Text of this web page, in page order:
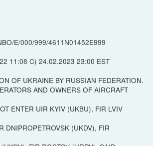
E/000/999/4611N01452E999
11:08 C) 24.02.2023 23:00 EST
OF UKRAINE BY RUSSIAN FEDERATION.
AND OWNERS OF AIRCRAFT
ENTER UIR KYIV (UKBU), FIR LVIV
DNIPROPETROVSK (UKDV), FIR